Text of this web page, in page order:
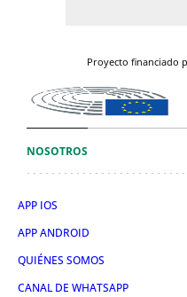
Proyecto financiado
NOSOTROS
APP IOS
APP ANDROID
QUIÉNES SOMOS
CANAL DE WHATSAPP